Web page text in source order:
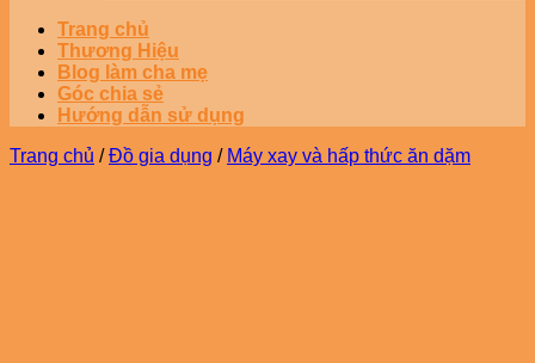
Trang chủ
Thương Hiệu
Blog làm cha mẹ
Góc chia sẻ
Hướng dẫn sử dụng
Trang chủ / Đồ gia dụng / Máy xay và hấp thức ăn dặm